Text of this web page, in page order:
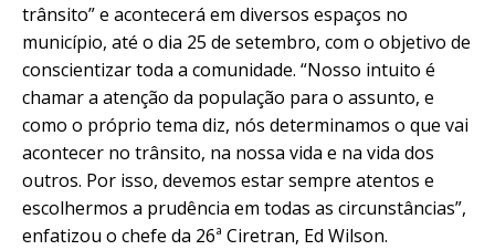
trânsito” e acontecerá em diversos espaços no
município, até o dia 25 de setembro, com o objetivo de
conscientizar toda a comunidade. “Nosso intuito é
chamar a atenção da população para o assunto, e
como o próprio tema diz, nós determinamos o que vai
acontecer no trânsito, na nossa vida e na vida dos
outros. Por isso, devemos estar sempre atentos e
escolhermos a prudência em todas as circunstâncias”,
enfatizou o chefe da 26ª Ciretran, Ed Wilson.